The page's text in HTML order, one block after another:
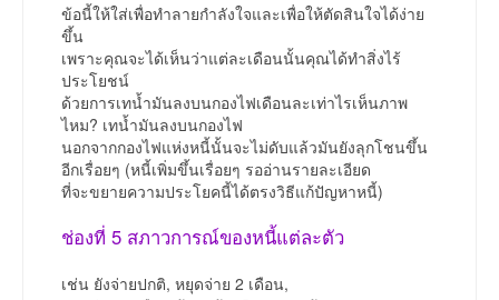
ข้อนี้ให้ใส่เพื่อทำลายกำลังใจและเพื่อให้ตัดสินใจได้ง่าย
ขึ้น
เพราะคุณจะได้เห็นว่าแต่ละเดือนนั้นคุณได้ทำสิ่งไร้
ประโยชน์
ด้วยการเทน้ำมันลงบนกองไฟเดือนละเท่าไรเห็นภาพ
ไหม? เทน้ำมันลงบนกองไฟ
นอกจากกองไฟแห่งหนี้นั้นจะไม่ดับแล้วมันยังลุกโชนขึ้น
อีกเรื่อยๆ (หนี้เพิ่มขึ้นเรื่อยๆ รออ่านรายละเอียด
ที่จะขยายความประโยคนี้ได้ตรงวิธีแก้ปัญหาหนี้)
ช่องที่ 5 สภาวการณ์ของหนี้แต่ละตัว
เช่น ยังจ่ายปกติ, หยุดจ่าย 2 เดือน,